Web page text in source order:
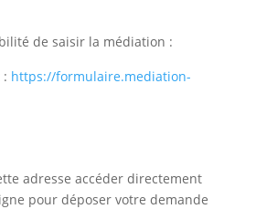
de saisir la médiation :
https://formulaire.mediation-
adresse accéder directement
pour déposer votre demande